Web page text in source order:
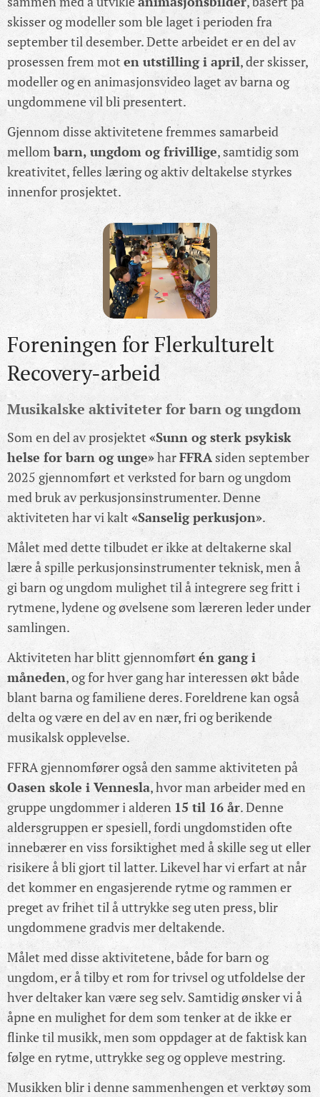
skisser og modeller som ble laget i perioden fra
september til desember. Dette arbeidet er en del av
prosessen frem mot en utstilling i april, der skisser,
modeller og en animasjonsvideo laget av barna og
ungdommene vil bli presentert.
Gjennom disse aktivitetene fremmes samarbeid
mellombarn, ungdom og frivillige, samtidig som
kreativitet, felles læring og aktiv deltakelse styrkes
innenfor prosjektet.
Foreningen for Flerkulturelt
Recovery-arbeid
Musikalske aktiviteter for barn og ungdom
Som en del av prosjektet «Sunn og sterk psykisk
helse for barn og unge»harFFRAsiden september
2025 gjennomført et verksted for barn og ungdom
med bruk av perkusjonsinstrumenter. Denne
aktiviteten har vi kalt «Sanselig perkusjon».
Målet med dette tilbudet er ikke at deltakerne skal
lære å spille perkusjonsinstrumenter teknisk, men å
gi barn og ungdom mulighet til å integrere seg fritt i
rytmene, lydene og øvelsene som læreren leder under
samlingen.
Aktiviteten har blitt gjennomførtén gang i
måneden, og for hver gang har interessen økt både
blant barna og familiene deres. Foreldrene kan også
delta og være en del av en nær, fri og berikende
musikalsk opplevelse.
FFRA gjennomfører også den samme aktiviteten på
Oasen skole i Vennesla, hvor man arbeider med en
gruppe ungdommer i alderen 15 til 16 år. Denne
aldersgruppen er spesiell, fordi ungdomstiden ofte
innebærer en viss forsiktighet med å skille seg ut eller
risikere å bli gjort til latter. Likevel har vi erfart at når
det kommer en engasjerende rytme og rammen er
preget av frihet til å uttrykke seg uten press, blir
ungdommene gradvis mer deltakende.
Målet med disse aktivitetene, både for barn og
ungdom, er å tilby et rom for trivsel og utfoldelse der
hver deltaker kan være seg selv. Samtidig ønsker vi å
åpne en mulighet for dem som tenker at de ikke er
flinke til musikk, men som oppdager at de faktisk kan
følge en rytme, uttrykke seg og oppleve mestring.
Musikken blir i denne sammenhengen et verktøy som